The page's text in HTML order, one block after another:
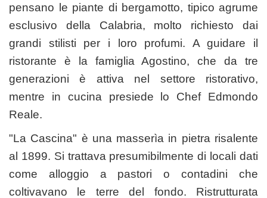
pensano le piante di bergamotto, tipico agrume
esclusivo della Calabria, molto richiesto dai
grandi stilisti per i loro profumi. A guidare il
ristorante è la famiglia Agostino, che da tre
generazioni è attiva nel settore ristorativo,
mentre in cucina presiede lo Chef Edmondo
Reale.
"La Cascina" è una masserìa in pietra risalente
al 1899. Si trattava presumibilmente di locali dati
come alloggio a pastori o contadini che
coltivavano le terre del fondo. Ristrutturata